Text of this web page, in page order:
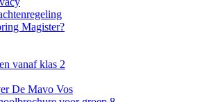
Magister?
vanaf klas 2
De Mavo Vos